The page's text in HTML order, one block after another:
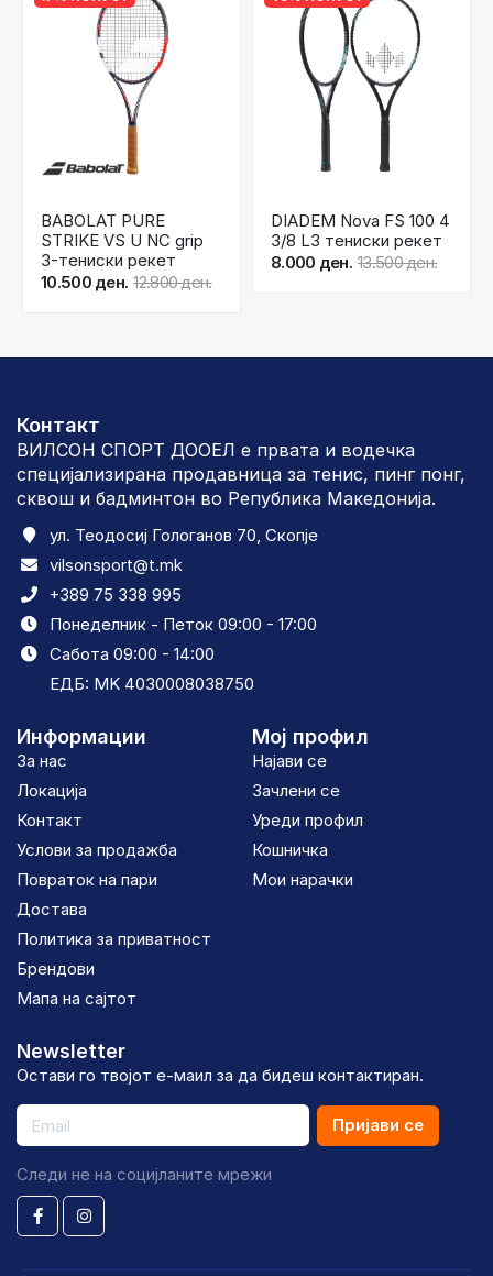
BABOLAT PURE
STRIKE VS U NC grip
3-тениски рекет
10.500 ден. 12.800 ден.
DIADEM Nova FS 100 4
3/8 L3 тениски рекет
8.000 ден. 13.500 ден.
Контакт
ВИЛСОН СПОРТ ДООЕЛ е првата и водечка
специјализирана продавница за тенис, пинг понг,
сквош и бадминтон во Република Македонија.
ул. Теодосиј Гологанов 70, Скопје
vilsonsport@t.mk
+389 75 338 995
Понеделник - Петок 09:00 - 17:00
Сабота 09:00 - 14:00
ЕДБ: MK 4030008038750
Информации
За нас
Локација
Контакт
Услови за продажба
Повраток на пари
Достава
Политика за приватност
Брендови
Мапа на сајтот
Мој профил
Најави се
Зачлени се
Уреди профил
Кошничка
Мои нарачки
Newsletter
Остави го твојот е-маил за да бидеш контактиран.
Пријави се
Следи не на социјланите мрежи